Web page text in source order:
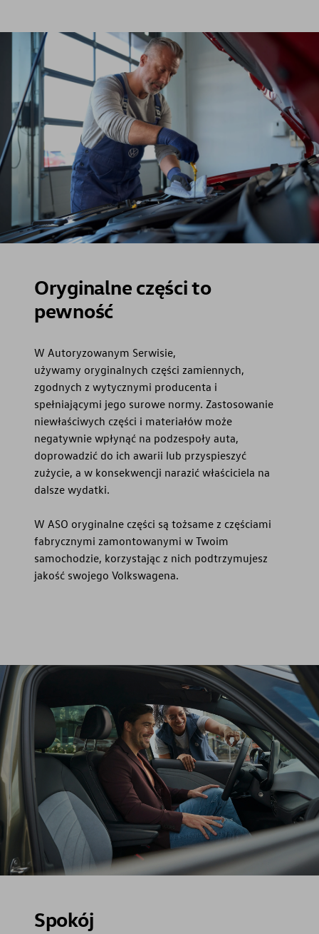
Oryginalne części to
pewność
W Autoryzowanym Serwisie,
używamy oryginalnych części zamiennych,
zgodnych z wytycznymi producenta i
spełniającymi jego surowe normy. Zastosowanie
niewłaściwych części i materiałów może
negatywnie wpłynąć na podzespoły auta,
doprowadzić do ich awarii lub przyspieszyć
zużycie, a w konsekwencji narazić właściciela na
dalsze wydatki.
W ASO oryginalne części są tożsame z częściami
fabrycznymi zamontowanymi w Twoim
samochodzie, korzystając z nich podtrzymujesz
jakość swojego Volkswagena.
Spokój